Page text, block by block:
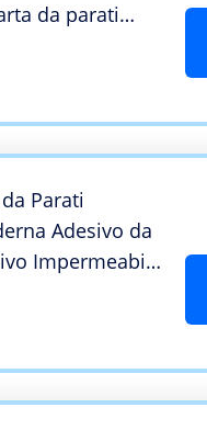
da parati
Vinile
Parati
Adesivo da
Impermeabile
a Strisce